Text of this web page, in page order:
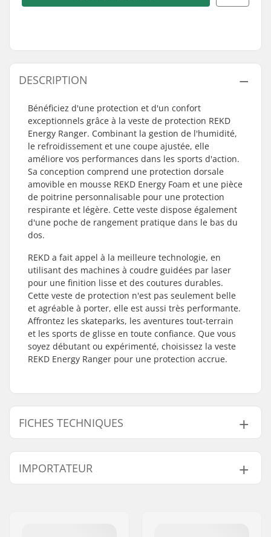
DESCRIPTION
Bénéficiez d'une protection et d'un confort
exceptionnels grâce à la veste de protection REKD
Energy Ranger. Combinant la gestion de l'humidité,
le refroidissement et une coupe ajustée, elle
améliore vos performances dans les sports d'action.
Sa conception comprend une protection dorsale
amovible en mousse REKD Energy Foam et une pièce
de poitrine personnalisable pour une protection
respirante et légère. Cette veste dispose également
d'une poche de rangement pratique dans le bas du
dos.
REKD a fait appel à la meilleure technologie, en
utilisant des machines à coudre guidées par laser
pour une finition lisse et des coutures durables.
Cette veste de protection n'est pas seulement belle
et agréable à porter, elle est aussi très performante.
Affrontez les skateparks, les aventures tout-terrain
et les sports de glisse en toute confiance. Que vous
soyez débutant ou expérimenté, choisissez la veste
REKD Energy Ranger pour une protection accrue.
FICHES TECHNIQUES
Ajustement :
Conçu
Design :
Plaque dorsale
IMPORTATEUR